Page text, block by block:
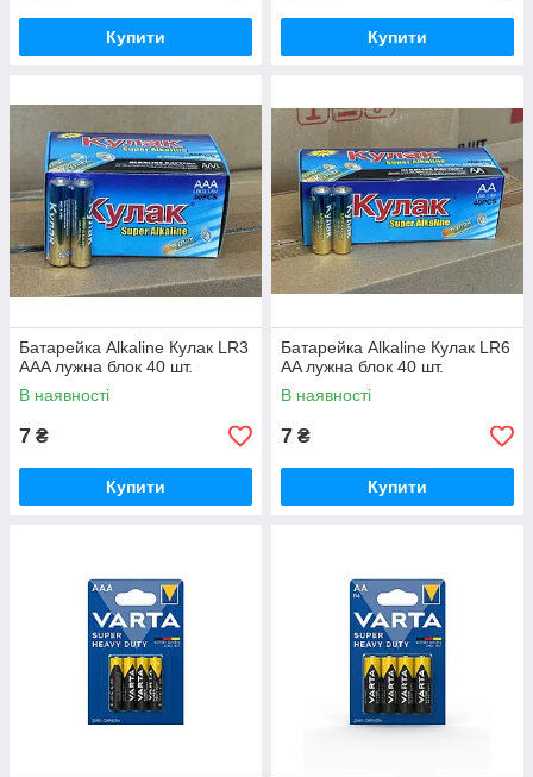
Купити Купити
Батарейка Alkaline Кулак LR3
AAA лужна блок 40 шт.
В наявності
7 ₴
Купити
Батарейка Alkaline Кулак LR6
AA лужна блок 40 шт.
В наявності
7 ₴
Купити